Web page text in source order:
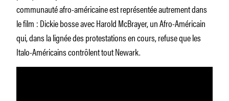
communauté afro-américaine est représentée autrement dans
le film : Dickie bosse avec Harold McBrayer, un Afro-Américain
qui, dans la lignée des protestations en cours, refuse que les
Italo-Américains contrôlent tout Newark.